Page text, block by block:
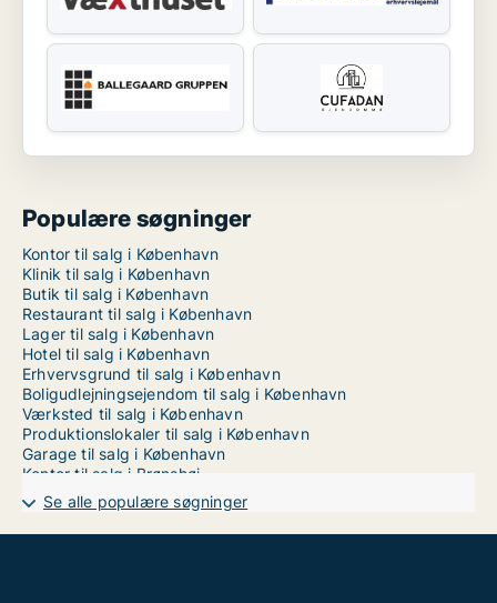
Populære søgninger
Kontor til salg i København
Klinik til salg i København
Butik til salg i København
Restaurant til salg i København
Lager til salg i København
Hotel til salg i København
Erhvervsgrund til salg i København
Boligudlejningsejendom til salg i København
Værksted til salg i København
Produktionslokaler til salg i København
Garage til salg i København
Kontor til salg i Brønshøj
Kontor til salg i Dragør
Kontor til salg på Frederiksberg
Kontor til salg på Frederiksberg C
Se alle populære søgninger